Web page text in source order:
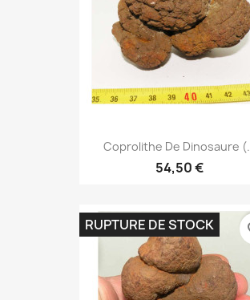
Coprolithe De Dinosaure
54,50 €
RUPTURE DE STOCK